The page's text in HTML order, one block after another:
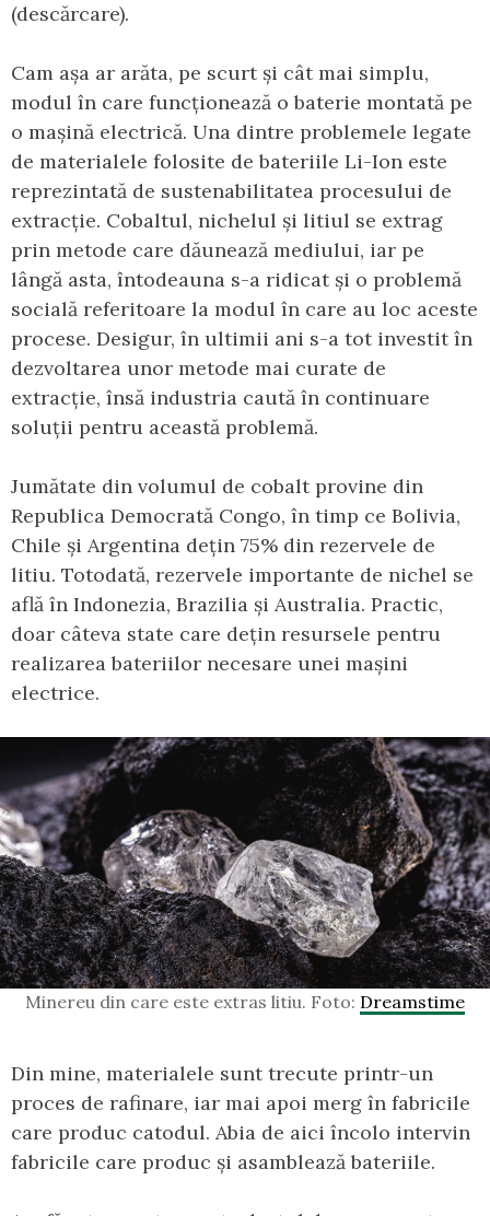
(descărcare).
Cam așa ar arăta, pe scurt și cât mai simplu,
modul în care funcționează o baterie montată pe
o mașină electrică. Una dintre problemele legate
de materialele folosite de bateriile Li-Ion este
reprezintată de sustenabilitatea procesului de
extracție. Cobaltul, nichelul și litiul se extrag
prin metode care dăunează mediului, iar pe
lângă asta, întodeauna s-a ridicat și o problemă
socială referitoare la modul în care au loc aceste
procese. Desigur, în ultimii ani s-a tot investit în
dezvoltarea unor metode mai curate de
extracție, însă industria caută în continuare
soluții pentru această problemă.
Jumătate din volumul de cobalt provine din
Republica Democrată Congo, în timp ce Bolivia,
Chile și Argentina dețin 75% din rezervele de
litiu. Totodată, rezervele importante de nichel se
află în Indonezia, Brazilia și Australia. Practic,
doar câteva state care dețin resursele pentru
realizarea bateriilor necesare unei mașini
electrice.
Minereu din care este extras litiu. Foto: Dreamstime
Din mine, materialele sunt trecute printr-un
proces de rafinare, iar mai apoi merg în fabricile
care produc catodul. Abia de aici încolo intervin
fabricile care produc și asamblează bateriile.